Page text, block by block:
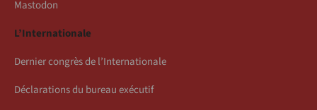
Mastodon
L’Internationale
Dernier congrès de l’Internationale
Déclarations du bureau exécutif